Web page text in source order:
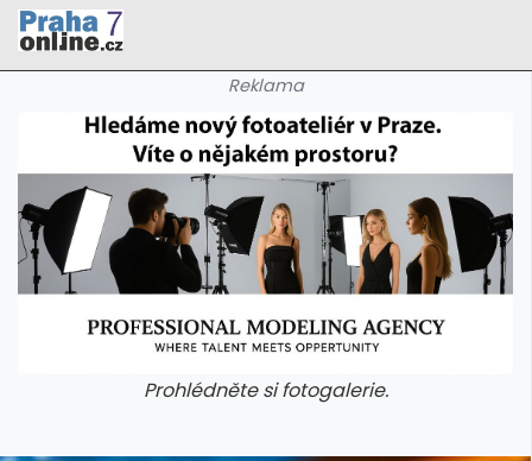
Reklama
Prohlédněte si fotogalerie.